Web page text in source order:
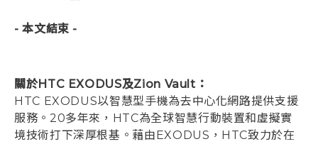
- 本文結束 -
關於HTC EXODUS及Zion Vault：
HTC EXODUS以智慧型手機為去中心化網路提供支援
服務。20多年來，HTC為全球智慧行動裝置和虛擬實
境技術打下深厚根基。藉由EXODUS，HTC致力於在